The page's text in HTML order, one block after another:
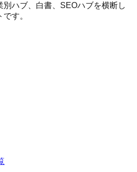
ハブ、白書、SEOハブを横断し
す。